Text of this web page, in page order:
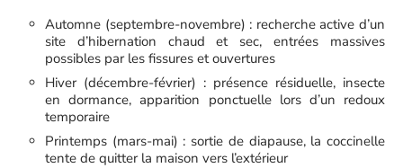
Automne (septembre-novembre) : recherche active d’un
site d’hibernation chaud et sec, entrées massives
possibles par les fissures et ouvertures
Hiver (décembre-février) : présence résiduelle, insecte
en dormance, apparition ponctuelle lors d’un redoux
temporaire
Printemps (mars-mai) : sortie de diapause, la coccinelle
tente de quitter la maison vers l’extérieur